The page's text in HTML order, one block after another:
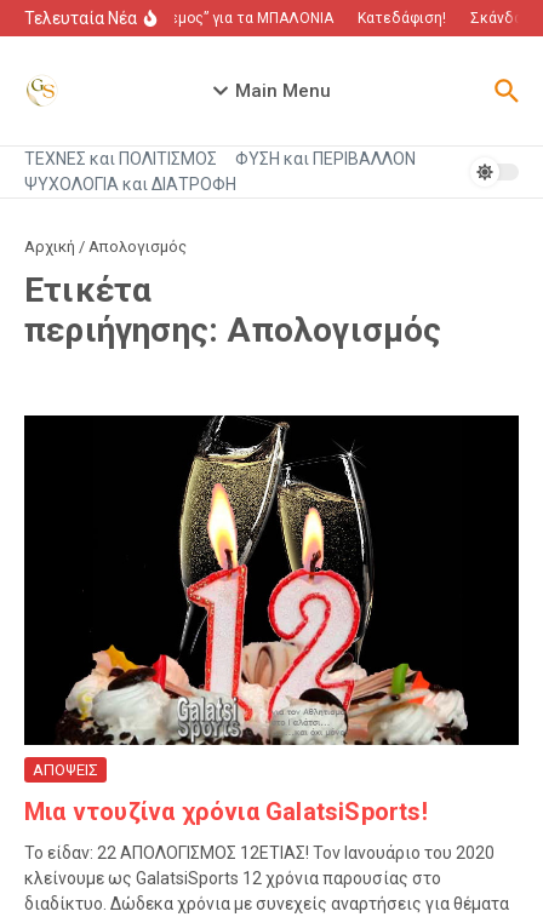
Μετάβαση στο περιεχόμενο
Τελευταία Νέα“Πόλεμος” για τα ΜΠΑΛΟΝΙΑ Κατεδάφιση! Σκάνδαλο
Main Menu
ΤΕΧΝΕΣ και ΠΟΛΙΤΙΣΜΟΣ
ΦΥΣΗ και ΠΕΡΙΒΑΛΛΟΝ
ΨΥΧΟΛΟΓΙΑ και ΔΙΑΤΡΟΦΗ
Αρχική / Απολογισμός
Ετικέτα
περιήγησης: Απολογισμός
ΑΠΟΨΕΙΣ
Μια ντουζίνα χρόνια GalatsiSports!
Το είδαν: 22 ΑΠΟΛΟΓΙΣΜΟΣ 12ΕΤΙΑΣ! Τον Ιανουάριο του 2020
κλείνουμε ως GalatsiSports 12 χρόνια παρουσίας στο
διαδίκτυο. Δώδεκα χρόνια με συνεχείς αναρτήσεις για θέματα